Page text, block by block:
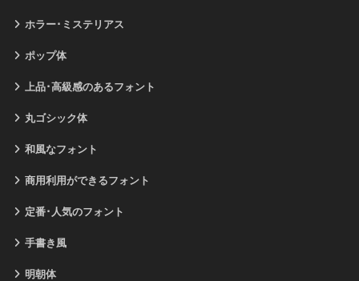
ホラー･ミステリアス
ポップ体
上品･高級感のあるフォント
丸ゴシック体
和風なフォント
商用利用ができるフォント
定番･人気のフォント
手書き風
明朝体